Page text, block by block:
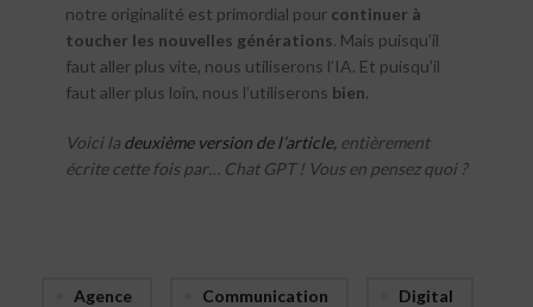
notre originalité est primordial pour continuer à
toucher les nouvelles générations. Mais puisqu’il
faut aller plus vite, nous utiliserons l’IA. Et puisqu’il
faut aller plus loin, nous l’utiliserons bien.
Voici la deuxième version de l’article, entièrement
écrite cette fois par… Chat GPT ! Vous en pensez quoi ?
Agence Communication Digital